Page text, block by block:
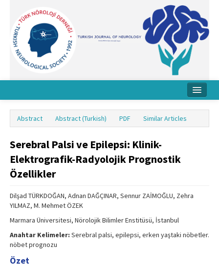
About Journal
Board
Instructions
Contact Us
Abstract Abstract (Turkish) PDF Similar Articles
Serebral Palsi ve Epilepsi: Klinik-
Elektrografik-Radyolojik Prognostik
Özellikler
Dilşad TÜRKDOĞAN, Adnan DAĞÇINAR, Sennur ZAİMOĞLU, Zehra
YILMAZ, M. Mehmet ÖZEK
Marmara Üniversitesi, Nörolojik Bilimler Enstitüsü, İstanbul
Anahtar Kelimeler: Serebral palsi, epilepsi, erken yaştaki nöbetler.
nöbet prognozu
Özet